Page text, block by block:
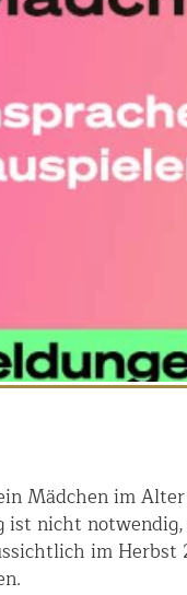
Mädchen im
ist nicht
im